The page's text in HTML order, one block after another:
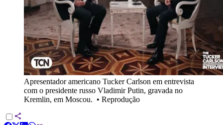
Apresentador americano Tucker Carlson em entrevista
com o presidente russo Vladimir Putin, gravada no
Kremlin, em Moscou. • Reprodução